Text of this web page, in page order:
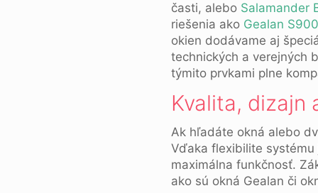
časti, alebo Salamander
riešenia ako Gealan
okien dodávame aj
technických a verejných
týmito prvkami plne
Kvalita, dizajn
Ak hľadáte okná alebo
Vďaka flexibilite
maximálna funkčnosť.
ako sú okná Gealan či